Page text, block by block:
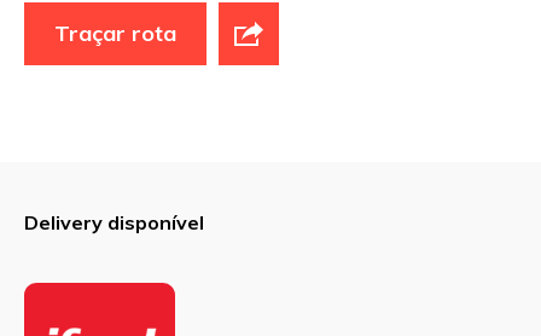
Traçar rota
Delivery disponível